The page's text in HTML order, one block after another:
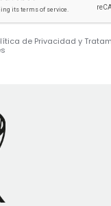
de Privacidad y